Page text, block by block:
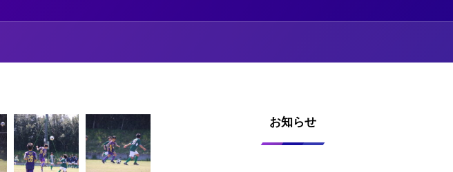
お知らせ